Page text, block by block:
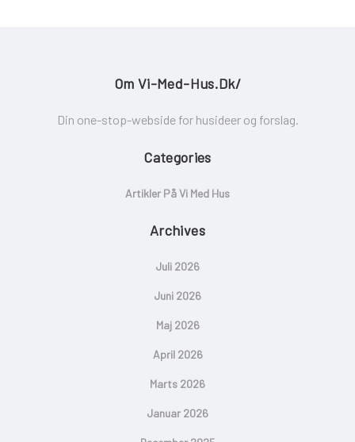
Om Vi-Med-Hus.dk/
Din one-stop-webside for husideer og forslag.
Categories
Artikler På Vi Med Hus
Archives
Juli 2026
Juni 2026
Maj 2026
April 2026
Marts 2026
Januar 2026